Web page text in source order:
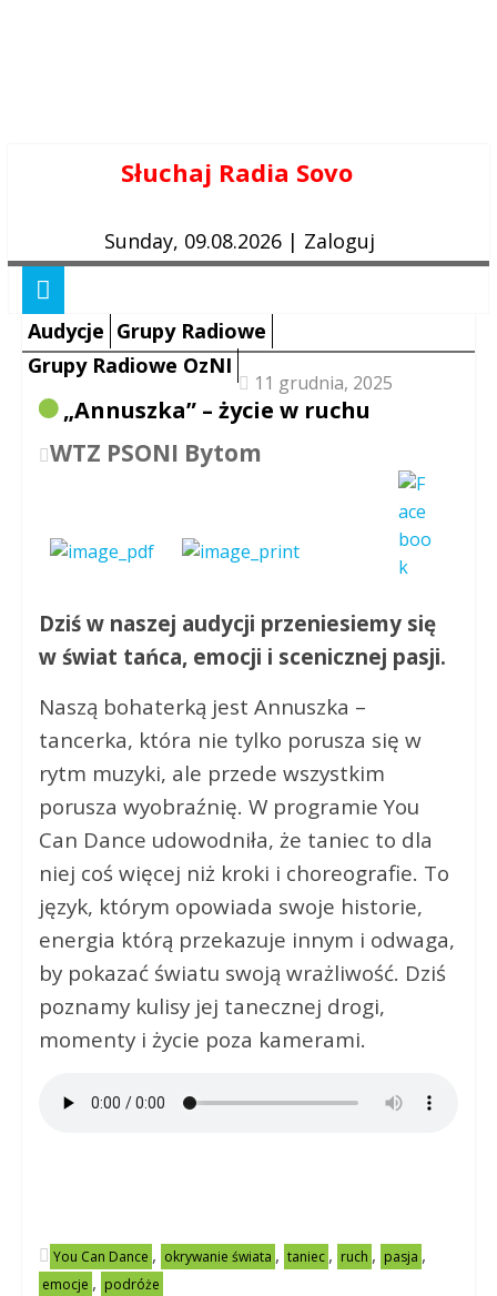
Słuchaj Radia Sovo
Sunday, 09.08.2026 | Zaloguj
Audycje Grupy Radiowe
Grupy Radiowe OzNI
11 grudnia, 2025
„Annuszka” – życie w ruchu
WTZ PSONI Bytom
Dziś w naszej audycji przeniesiemy się
w świat tańca, emocji i scenicznej pasji.
Naszą bohaterką jest Annuszka –
tancerka, która nie tylko porusza się w
rytm muzyki, ale przede wszystkim
porusza wyobraźnię. W programie You
Can Dance udowodniła, że taniec to dla
niej coś więcej niż kroki i choreografie. To
język, którym opowiada swoje historie,
energia którą przekazuje innym i odwaga,
by pokazać światu swoją wrażliwość. Dziś
poznamy kulisy jej tanecznej drogi,
momenty i życie poza kamerami.
You Can Dance , okrywanie świata , taniec , ruch , pasja ,
emocje , podróże